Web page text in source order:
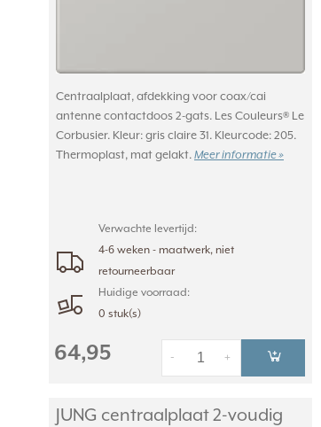
Centraalplaat, afdekking voor coax/cai
antenne contactdoos 2-gats. Les Couleurs® Le
Corbusier. Kleur: gris claire 31. Kleurcode: 205.
Thermoplast, mat gelakt. Meer informatie »
Verwachte levertijd:
4-6 weken - maatwerk, niet
retourneerbaar
Huidige voorraad:
0 stuk(s)
64,95 +
-
JUNG centraalplaat 2-voudig